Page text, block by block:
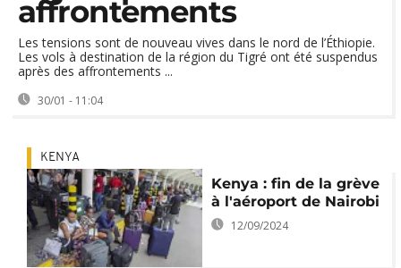
affrontements
Les tensions sont de nouveau vives dans le nord de l’Éthiopie.
Les vols à destination de la région du Tigré ont été suspendus
après des affrontements ...
30/01 - 11:04
KENYA
Kenya : fin de la grève
à l'aéroport de Nairobi
12/09/2024